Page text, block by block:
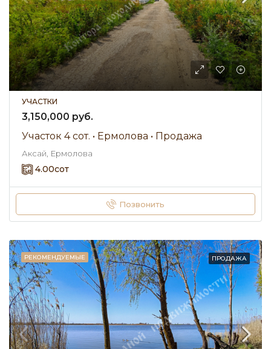
УЧАСТКИ
3,150,000 руб.
Участок 4 сот. • Ермолова • Продажа
Аксай, Ермолова
4.00сот
Позвонить
РЕКОМЕНДУЕМЫЕ ПРОДАЖА